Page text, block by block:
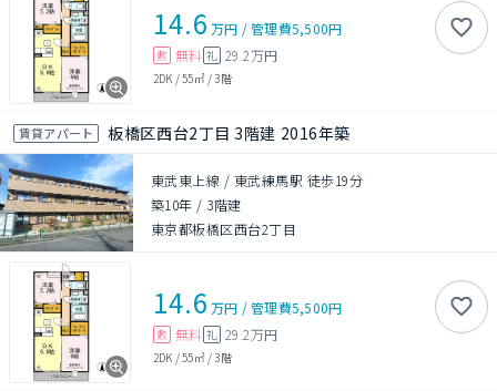
14.6 万円 /管理費5,500円
敷 無料 礼 29.2万円
2DK /55㎡/3階
賃貸アパート 板橋区西台2丁目 3階建 2016年築
東武東上線 / 東武練馬駅 徒歩19分
築10年 / 3階建
東京都板橋区西台2丁目
14.6 万円 /管理費5,500円
敷 無料 礼 29.2万円
2DK /55㎡/3階